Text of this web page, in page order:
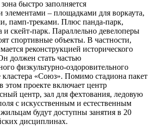
быстро заполняется
– площадками для воркаута,
памп-треками. Плюс панда-парк,
и скейт-парк. Параллельно девелоперы
спортивные объекты. В частности,
реконструкцией исторического
должен стать частью
физкультурно-оздоровительного
кластера «Союз». Помимо стадиона пакет
проекте включает центр
центр, зал для фехтования, ледовую
с искусственным и естественным
будут доступны занятия в 20
дисциплинах.